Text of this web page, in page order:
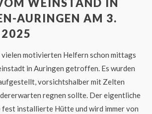
WEINSTAND IN
AURINGEN AM 3.
motivierten Helfern schon mittags
in Auringen getroffen. Es wurden
vorsichtshalber mit Zelten
regnen sollte. Der eigentliche
installierte Hütte und wird immer von